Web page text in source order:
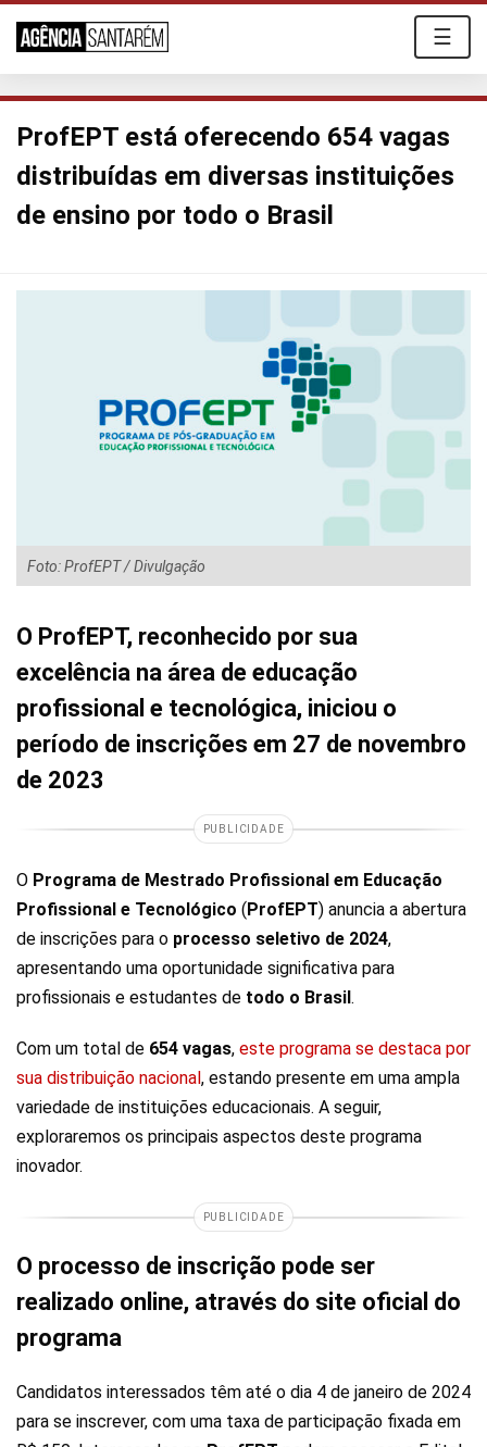
☰
ProfEPT está oferecendo 654 vagas
distribuídas em diversas instituições
de ensino por todo o Brasil
Foto: ProfEPT / Divulgação
O ProfEPT, reconhecido por sua
excelência na área de educação
profissional e tecnológica, iniciou o
período de inscrições em 27 de novembro
de 2023
PUBLICIDADE
O Programa de Mestrado Profissional em Educação
Profissional e Tecnológico ( ProfEPT) anuncia a abertura
de inscrições para o processo seletivo de 2024,
apresentando uma oportunidade significativa para
profissionais e estudantes de todo o Brasil .
Com um total de 654 vagas, este programa se destaca por
sua distribuição nacional , estando presente em uma ampla
variedade de instituições educacionais. A seguir,
exploraremos os principais aspectos deste programa
inovador.
PUBLICIDADE
O processo de inscrição pode ser
realizado online, através do site oficial do
programa
Candidatos interessados têm até o dia 4 de janeiro de 2024
para se inscrever, com uma taxa de participação fixada em